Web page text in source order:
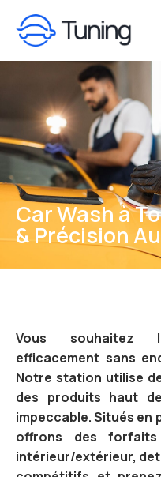
Car Wash à
& Précision
Vous souhaitez
efficacement sans
Notre station utilise
des produits haut
impeccable. Situés en
offrons des
intérieur/extérieur,